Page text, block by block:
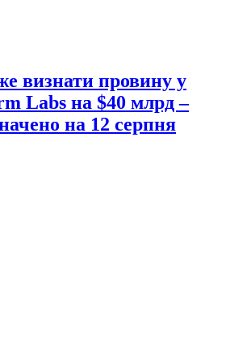
визнати провину у
Labs на $40 млрд –
на 12 серпня